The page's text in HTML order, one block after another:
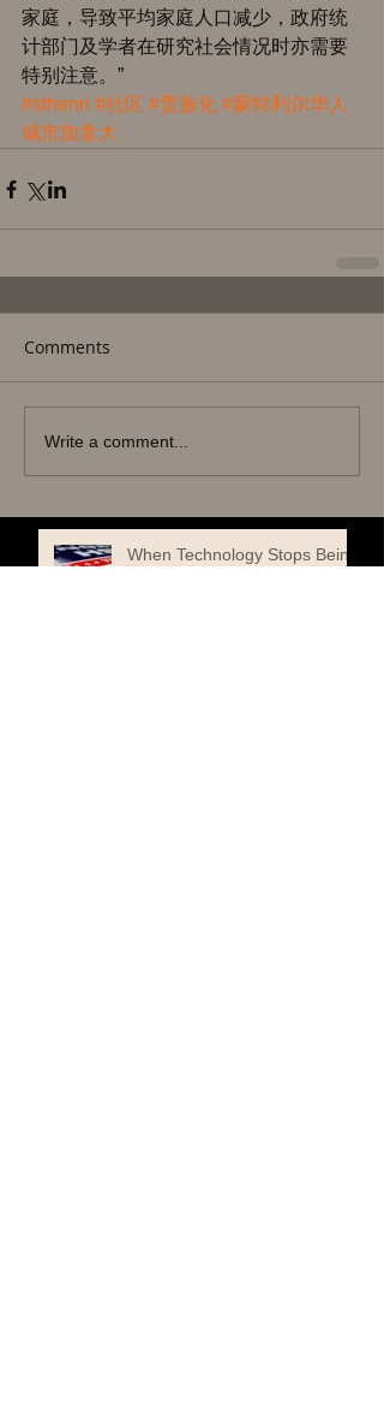
家庭，导致平均家庭人口减少，政府统
计部门及学者在研究社会情况时亦需要
特别注意。”
#sthenri #社区 #贵族化 #蒙特利尔华人
城市加拿大
Comments
Write a comment...
When Technology Stops Being